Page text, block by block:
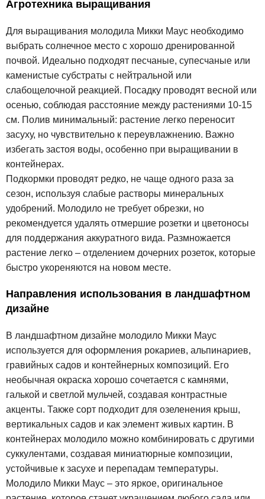
Агротехника выращивания
Для выращивания молодила Микки Маус необходимо
выбрать солнечное место с хорошо дренированной
почвой. Идеально подходят песчаные, супесчаные или
каменистые субстраты с нейтральной или
слабощелочной реакцией. Посадку проводят весной или
осенью, соблюдая расстояние между растениями 10-15
см. Полив минимальный: растение легко переносит
засуху, но чувствительно к переувлажнению. Важно
избегать застоя воды, особенно при выращивании в
контейнерах.
Подкормки проводят редко, не чаще одного раза за
сезон, используя слабые растворы минеральных
удобрений. Молодило не требует обрезки, но
рекомендуется удалять отмершие розетки и цветоносы
для поддержания аккуратного вида. Размножается
растение легко – отделением дочерних розеток, которые
быстро укореняются на новом месте.
Направления использования в ландшафтном
дизайне
В ландшафтном дизайне молодило Микки Маус
используется для оформления рокариев, альпинариев,
гравийных садов и контейнерных композиций. Его
необычная окраска хорошо сочетается с камнями,
галькой и светлой мульчей, создавая контрастные
акценты. Также сорт подходит для озеленения крыш,
вертикальных садов и как элемент живых картин. В
контейнерах молодило можно комбинировать с другими
суккулентами, создавая миниатюрные композиции,
устойчивые к засухе и перепадам температуры.
Молодило Микки Маус – это яркое, оригинальное